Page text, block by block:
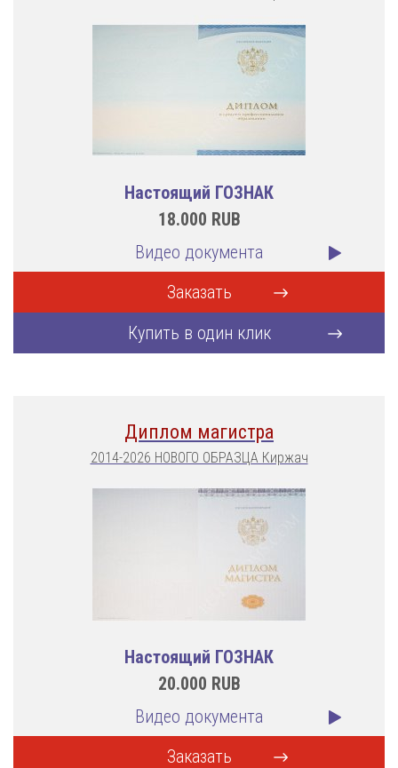
Настоящий ГОЗНАК
18.000 RUB
Видео документа
Заказать
Купить в один клик
Диплом магистра
2014-2026 НОВОГО ОБРАЗЦА Киржач
Настоящий ГОЗНАК
20.000 RUB
Видео документа
Заказать